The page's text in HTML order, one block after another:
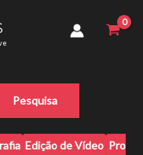
Pesquisa
Edição de Vídeo